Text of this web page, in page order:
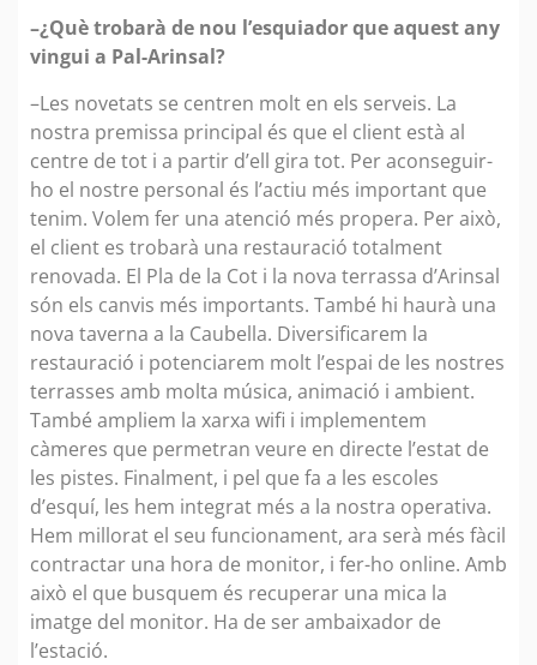
–¿Què trobarà de nou l’esquiador que aquest any
vingui a Pal-Arinsal?
–Les novetats se centren molt en els serveis. La
nostra premissa principal és que el client està al
centre de tot i a partir d’ell gira tot. Per aconseguir-
ho el nostre personal és l’actiu més important que
tenim. Volem fer una atenció més propera. Per això,
el client es trobarà una restauració totalment
renovada. El Pla de la Cot i la nova terrassa d’Arinsal
són els canvis més importants. També hi haurà una
nova taverna a la Caubella. Diversificarem la
restauració i potenciarem molt l’espai de les nostres
terrasses amb molta música, animació i ambient.
També ampliem la xarxa wifi i implementem
càmeres que permetran veure en directe l’estat de
les pistes. Finalment, i pel que fa a les escoles
d’esquí, les hem integrat més a la nostra operativa.
Hem millorat el seu funcionament, ara serà més fàcil
contractar una hora de monitor, i fer-ho online. Amb
això el que busquem és recuperar una mica la
imatge del monitor. Ha de ser ambaixador de
l’estació.